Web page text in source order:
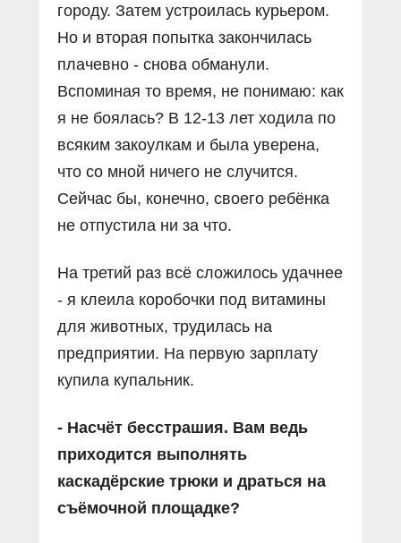
городу. Затем устроилась курьером.
Но и вторая попытка закончилась
плачевно - снова обманули.
Вспоминая то время, не понимаю: как
я не боялась? В 12-13 лет ходила по
всяким закоулкам и была уверена,
что со мной ничего не случится.
Сейчас бы, конечно, своего ребёнка
не отпустила ни за что.
На третий раз всё сложилось удачнее
- я клеила коробочки под витамины
для животных, трудилась на
предприятии. На первую зарплату
купила купальник.
- Насчёт бесстрашия. Вам ведь
приходится выполнять
каскадёрские трюки и драться на
съёмочной площадке?